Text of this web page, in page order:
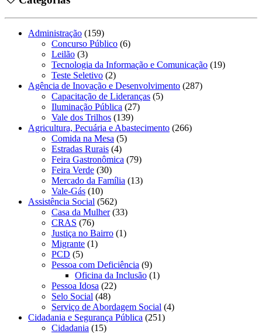
Administração (159)
Concurso Público (6)
Leilão (3)
Tecnologia da Informação e Comunicação (19)
Teste Seletivo (2)
Agência de Inovação e Desenvolvimento (287)
Capacitação de Lideranças (5)
Iluminação Pública (27)
Vale dos Trilhos (139)
Agricultura, Pecuária e Abastecimento (266)
Comida na Mesa (5)
Estradas Rurais (4)
Feira Gastronômica (79)
Feira Verde (30)
Mercado da Família (13)
Vale-Gás (10)
Assistência Social (562)
Casa da Mulher(33)
CRAS (76)
Justiça no Bairro (1)
Migrante (1)
PCD (5)
Pessoa com Deficiência (9)
Oficina da Inclusão (1)
Pessoa Idosa (22)
Selo Social (48)
Serviço de Abordagem Social (4)
Cidadania e Segurança Pública (251)
Cidadania (15)